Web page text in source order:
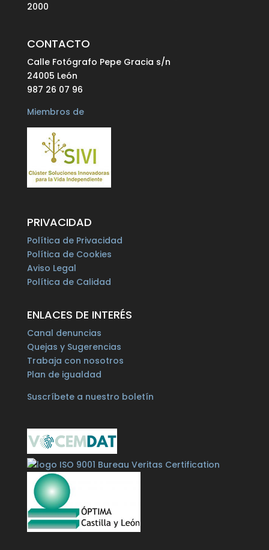
2000
CONTACTO
Calle Fotógrafo Pepe Gracia s/n
24005 León
987 26 07 96
Miembros de
PRIVACIDAD
Política de Privacidad
Política de Cookies
Aviso Legal
Política de Calidad
ENLACES DE INTERÉS
Canal denuncias
Quejas y Sugerencias
Trabaja con nosotros
Plan de igualdad
Suscríbete a nuestro boletín